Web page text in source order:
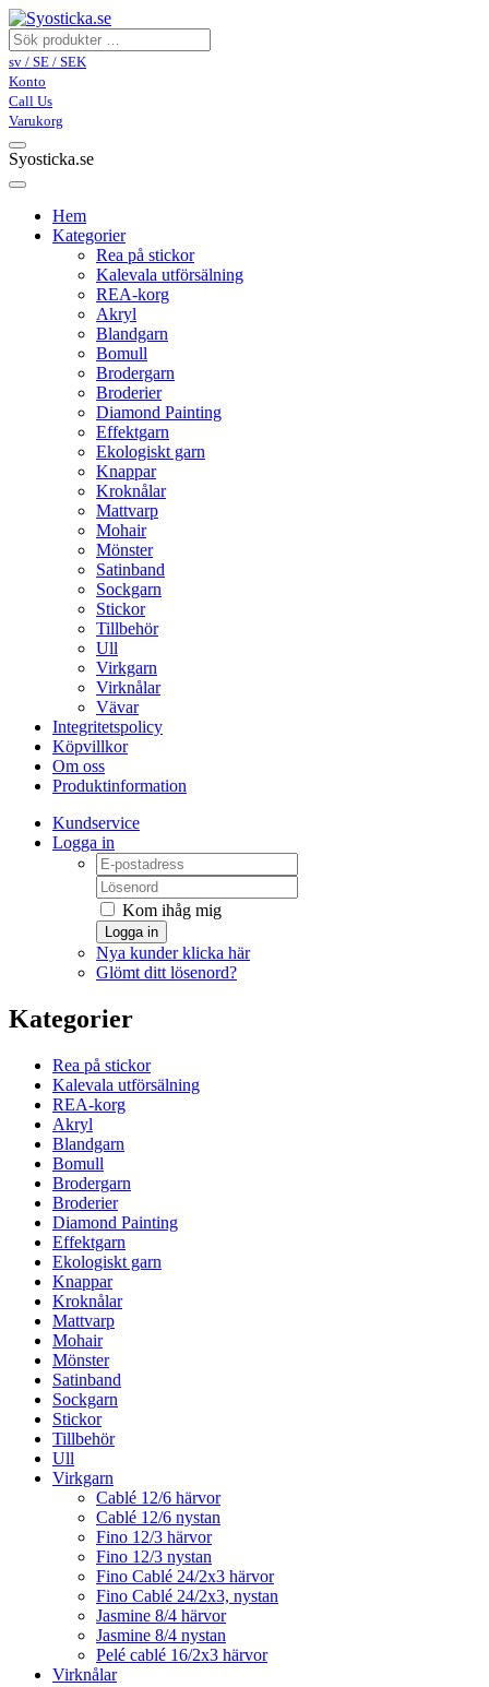
sv / SE / SEK
Konto
Call Us
Varukorg
Syosticka.se
Hem
Kategorier
Rea på stickor
Kalevala utförsälning
REA-korg
Akryl
Blandgarn
Bomull
Brodergarn
Broderier
Diamond Painting
Effektgarn
Ekologiskt garn
Knappar
Kroknålar
Mattvarp
Mohair
Mönster
Satinband
Sockgarn
Stickor
Tillbehör
Ull
Virkgarn
Virknålar
Vävar
Integritetspolicy
Köpvillkor
Om oss
Produktinformation
Kundservice
Logga in
Kom ihåg mig
Logga in
Nya kunder klicka här
Glömt ditt lösenord?
Kategorier
Rea på stickor
Kalevala utförsälning
REA-korg
Akryl
Blandgarn
Bomull
Brodergarn
Broderier
Diamond Painting
Effektgarn
Ekologiskt garn
Knappar
Kroknålar
Mattvarp
Mohair
Mönster
Satinband
Sockgarn
Stickor
Tillbehör
Ull
Virkgarn
Cablé 12/6 härvor
Cablé 12/6 nystan
Fino 12/3 härvor
Fino 12/3 nystan
Fino Cablé 24/2x3 härvor
Fino Cablé 24/2x3, nystan
Jasmine 8/4 härvor
Jasmine 8/4 nystan
Pelé cablé 16/2x3 härvor
Virknålar